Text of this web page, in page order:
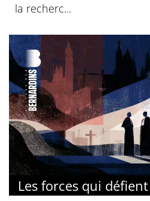
la recherc...
Les forces qui